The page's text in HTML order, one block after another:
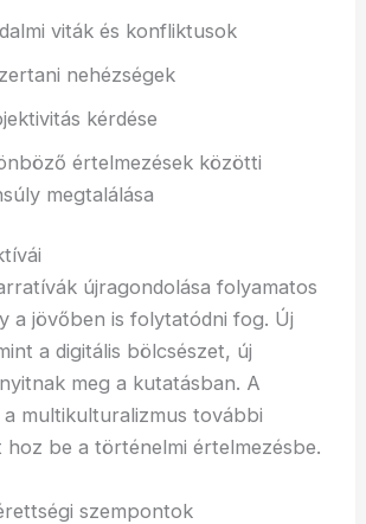
viták és konfliktusok
nehézségek
kérdése
értelmezések közötti
megtalálása
újragondolása folyamatos
a jövőben is folytatódni fog. Új
a digitális bölcsészet, új
meg a kutatásban. A
multikulturalizmus további
be a történelmi értelmezésbe.
szempontok